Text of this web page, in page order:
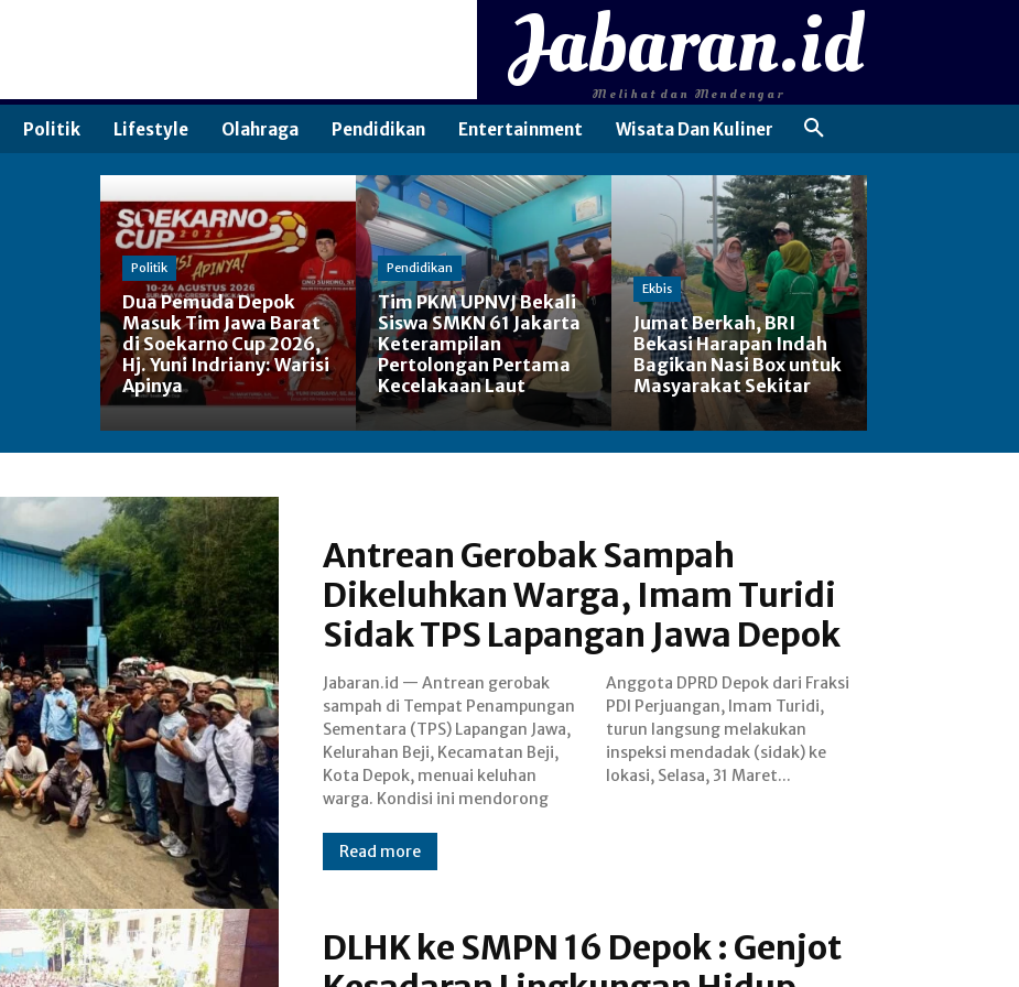
Jabaran.id
Melihat dan Mendengar
Politik Lifestyle Olahraga Pendidikan Entertainment Wisata Dan Kuliner
Politik
Dua Pemuda Depok
Masuk Tim Jawa Barat
di Soekarno Cup 2026,
Hj. Yuni Indriany: Warisi
Apinya
Pendidikan
Tim PKM UPNVJ Bekali
Siswa SMKN 61 Jakarta
Keterampilan
Pertolongan Pertama
Kecelakaan Laut
Ekbis
Jumat Berkah, BRI
Bekasi Harapan Indah
Bagikan Nasi Box untuk
Masyarakat Sekitar
Antrean Gerobak Sampah
Dikeluhkan Warga, Imam Turidi
Sidak TPS Lapangan Jawa Depok
Jabaran.id — Antrean gerobak
sampah di Tempat Penampungan
Sementara (TPS) Lapangan Jawa,
Kelurahan Beji, Kecamatan Beji,
Kota Depok, menuai keluhan
warga. Kondisi ini mendorong
Anggota DPRD Depok dari Fraksi
PDI Perjuangan, Imam Turidi,
turun langsung melakukan
inspeksi mendadak (sidak) ke
lokasi, Selasa, 31 Maret...
Read more
DLHK ke SMPN 16 Depok : Genjot